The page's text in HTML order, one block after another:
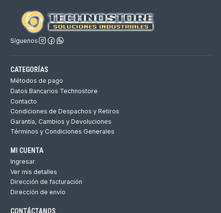
Síguenos
CATEGORÍAS
Métodos de pago
Datos Bancarios Technostore
Contacto
Condiciones de Despachos y Retiros
Garantía, Cambios y Devoluciones
Términos y Condiciones Generales
MI CUENTA
Ingresar
Ver mis detalles
Dirección de facturación
Dirección de envío
CONTÁCTANOS